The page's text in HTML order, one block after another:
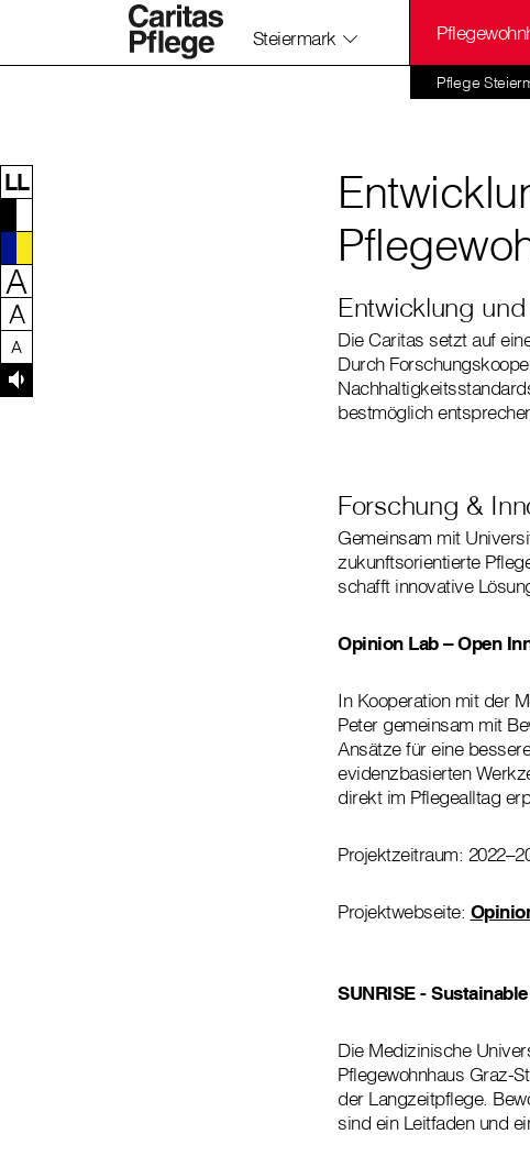
Zum Inhalt dieser Seite
Zur Navigation
Zum Footer dieser Seite
Steiermark
Pflege
LL
A
A
A
Entwicklung
Die Caritas setzt auf
Durch
bestmöglich
Forschung &
Gemeinsam mit
zukunftsorientierte
schafft innovative
Opinion Lab – Open
In Kooperation mit der
Peter gemeinsam mit
Ansätze für eine
evidenzbasierten
direkt im Pflegealltag
Projektzeitraum:
Projektwebseite:
SUNRISE -
Die Medizinische
Pflegewohnhaus Graz-
der Langzeitpflege.
sind ein Leitfaden und